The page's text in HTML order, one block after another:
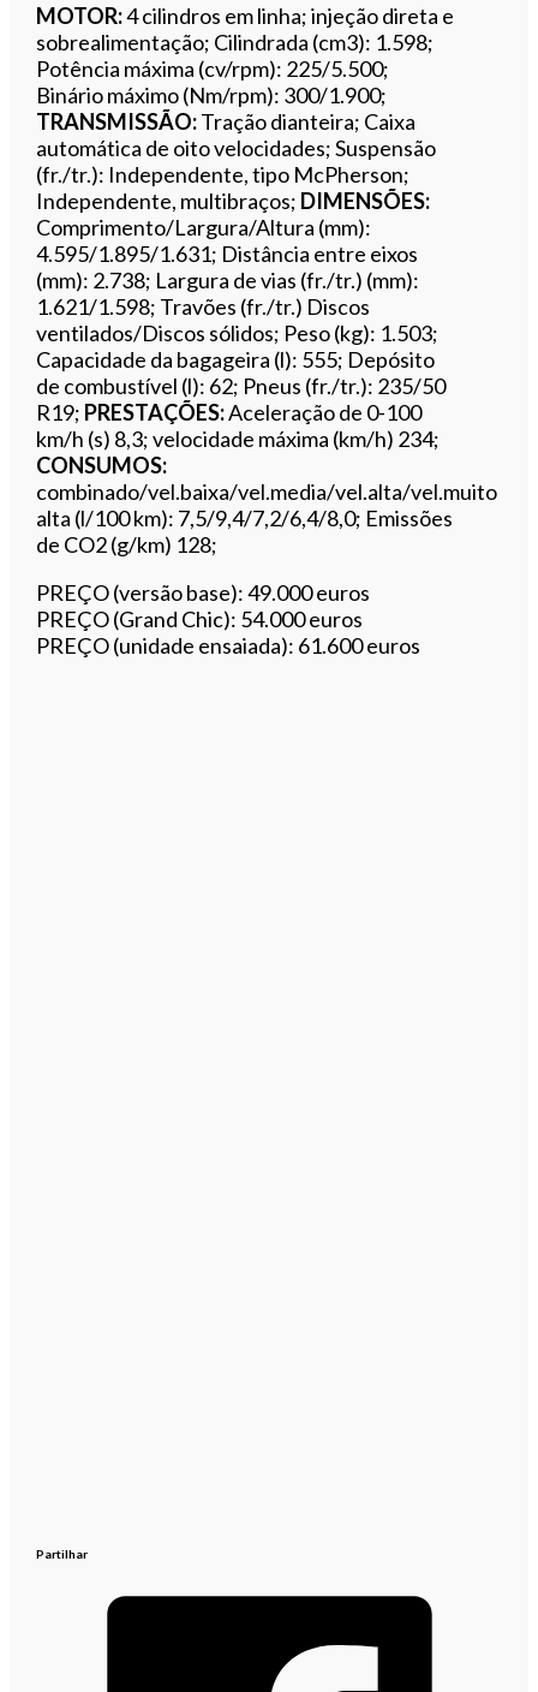
MOTOR:4 cilindros em linha; injeção direta e
sobrealimentação; Cilindrada (cm3): 1.598;
Potência máxima (cv/rpm): 225/5.500;
Binário máximo (Nm/rpm): 300/1.900;
TRANSMISSÃO:Tração dianteira; Caixa
automática de oito velocidades; Suspensão
(fr./tr.): Independente, tipo McPherson;
Independente, multibraços; DIMENSÕES:
Comprimento/Largura/Altura (mm):
4.595/1.895/1.631; Distância entre eixos
(mm): 2.738; Largura de vias (fr./tr.) (mm):
1.621/1.598; Travões (fr./tr.) Discos
ventilados/Discos sólidos; Peso (kg): 1.503;
Capacidade da bagageira (l): 555; Depósito
de combustível (l): 62; Pneus (fr./tr.): 235/50
R19; PRESTAÇÕES:Aceleração de 0-100
km/h (s) 8,3; velocidade máxima (km/h) 234;
CONSUMOS:
combinado/vel.baixa/vel.media/vel.alta/vel.muito
alta (l/100 km): 7,5/9,4/7,2/6,4/8,0; Emissões
de CO2 (g/km) 128;
PREÇO (versão base): 49.000 euros
PREÇO (Grand Chic): 54.000 euros
PREÇO (unidade ensaiada): 61.600 euros
Partilhar